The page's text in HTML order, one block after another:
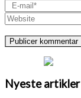
Nyeste artikler